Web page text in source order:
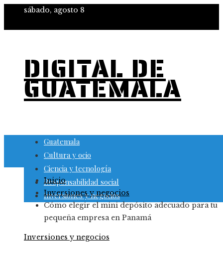
sábado, agosto 8
DIGITAL DE
GUATEMALA
Guatemala
Cultura y ocio
Ciencia y tecnología
Responsabilidad social
Inversiones y negocios
Inicio
Inversiones y negocios
Cómo elegir el mini depósito adecuado para tu
pequeña empresa en Panamá
Inversiones y negocios